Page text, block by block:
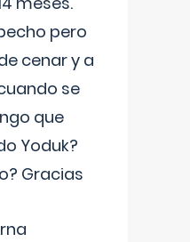
pero
cenar y a
se
que
Yoduk?
Gracias